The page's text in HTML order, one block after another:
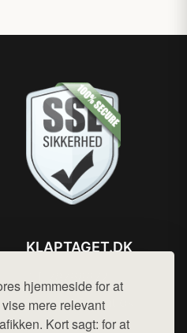
hjemmeside for at
mere relevant
Kort sagt: for at
KLAPTAGET.DK
Mail: hej@want.dk